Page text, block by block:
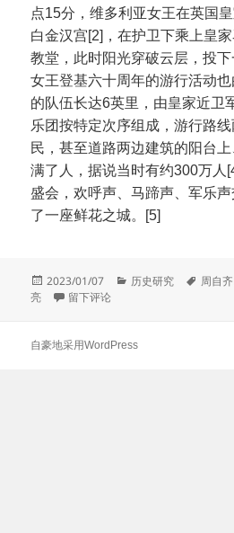
点15分，维多利亚女王在英国
白金汉宫[2]，在护卫下乘上皇
教堂，此时阳光穿破云层，投
女王登基六十周年的游行活动
的队伍长达6英里，由皇家近卫
乐团按特定次序组成，游行路
民，甚至道路两边建筑的阳台
满了人，据说当时有约300万人
盛会，欢呼声、马蹄声、军乐
了一座鲜花之城。[5]
发
布
2023/01/07
分
历史研究
标
周自齐
亮
于1897年张荫桓的欧美之行
留下评论
自豪地采用WordPress